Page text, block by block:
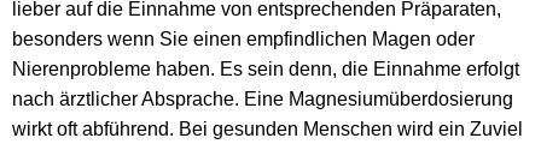
lieber auf die Einnahme von entsprechenden Präparaten,
besonders wenn Sie einen empfindlichen Magen oder
Nierenprobleme haben. Es sein denn, die Einnahme erfolgt
nach ärztlicher Absprache. Eine Magnesiumüberdosierung
wirkt oft abführend. Bei gesunden Menschen wird ein Zuviel